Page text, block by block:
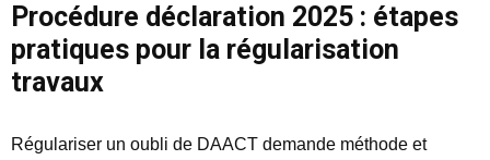
Procédure déclaration 2025 : étapes
pratiques pour la régularisation
travaux
Régulariser un oubli de DAACT demande méthode et